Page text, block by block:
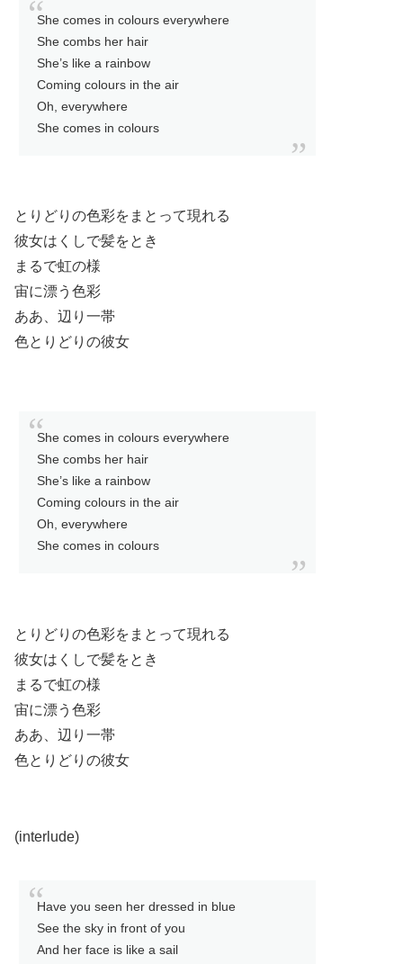
She comes in colours everywhere
She combs her hair
She’s like a rainbow
Coming colours in the air
Oh, everywhere
She comes in colours
とりどりの色彩をまとって現れる
彼女はくしで髪をとき
まるで虹の様
宙に漂う色彩
ああ、辺り一帯
色とりどりの彼女
She comes in colours everywhere
She combs her hair
She’s like a rainbow
Coming colours in the air
Oh, everywhere
She comes in colours
とりどりの色彩をまとって現れる
彼女はくしで髪をとき
まるで虹の様
宙に漂う色彩
ああ、辺り一帯
色とりどりの彼女
(interlude)
Have you seen her dressed in blue
See the sky in front of you
And her face is like a sail